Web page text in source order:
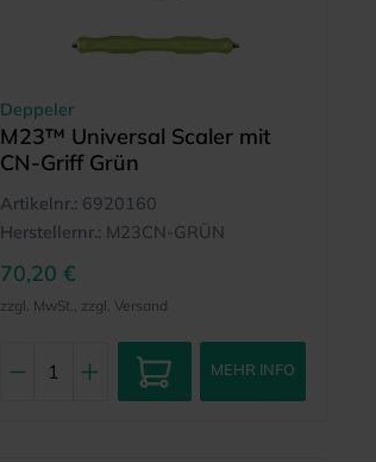
Deppeler
M23™ Universal Scaler mit
CN-Griff Grün
Artikelnr.: 6920160
Herstellernr.: M23CN-GRÜN
70,20 €
zzgl. MwSt., zzgl. Versand
MEHR INFO